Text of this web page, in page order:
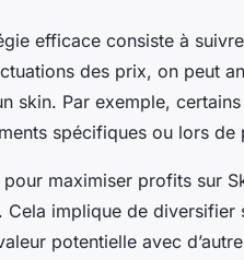
efficace consiste à
des prix, on peut
skin. Par exemple,
spécifiques ou lors de
maximiser profits sur
Cela implique de
potentielle avec